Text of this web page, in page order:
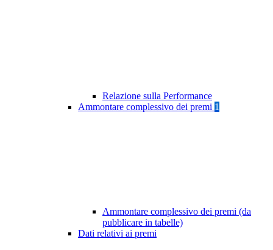
Relazione sulla Performance
Ammontare complessivo dei premi 1
Ammontare complessivo dei premi (da
pubblicare in tabelle)
Dati relativi ai premi